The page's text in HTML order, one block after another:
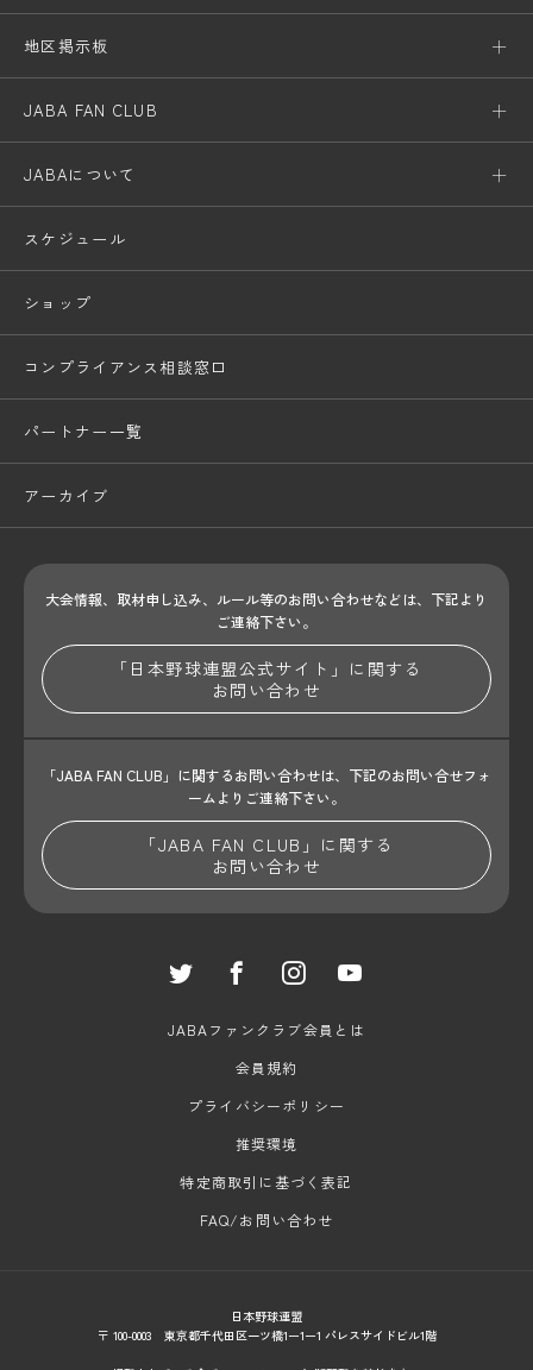
地区掲示板
JABA FAN CLUB
JABAについて
スケジュール
ショップ
コンプライアンス相談窓口
パートナー一覧
アーカイブ
大会情報、取材申し込み、ルール等のお問い合わせなどは、下記より
ご連絡下さい。
「日本野球連盟公式サイト」に関する
お問い合わせ
「JABA FAN CLUB」に関するお問い合わせは、 下記のお問い合せフォ
ームよりご連絡下さい。
「JABA FAN CLUB」に関する
お問い合わせ
JABAファンクラブ会員とは
会員規約
プライバシーポリシー
推奨環境
特定商取引に基づく表記
FAQ/お問い合わせ
日本野球連盟
〒 100-0003 東京都千代田区一ツ橋1ー1ー1 パレスサイドビル1階